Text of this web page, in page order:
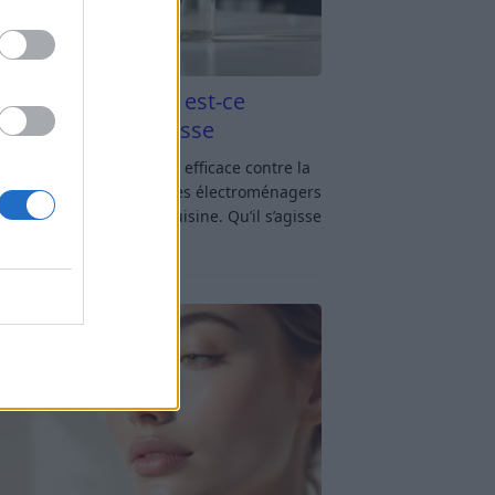
blanc et four est-ce
contre la graisse
blanc et four : est-ce efficace contre la
? Le four fait partie des électroménagers
sollicités dans une cuisine. Qu’il s’agisse